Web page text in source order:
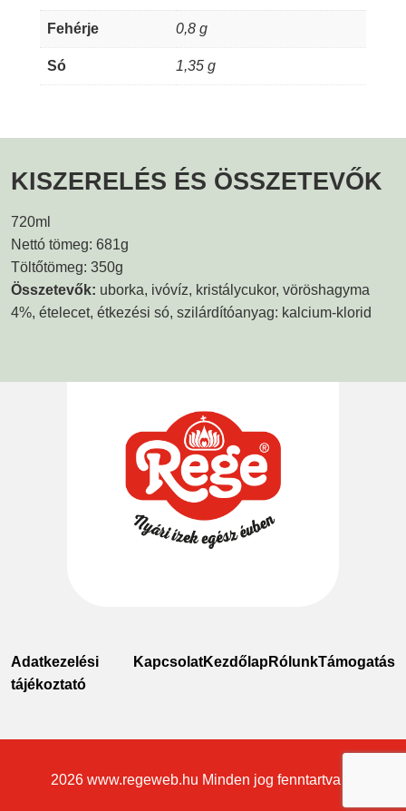
Fehérje 0,8 g
Só 1,35 g
KISZERELÉS ÉS ÖSSZETEVŐK
720ml
Nettó tömeg: 681g
Töltőtömeg: 350g
Összetevők: uborka, ivóvíz, kristálycukor, vöröshagyma
4%, ételecet, étkezési só, szilárdítóanyag: kalcium-klorid
Adatkezelési
tájékoztató
KapcsolatKezdőlap RólunkTámogatás
2026 www.regeweb.hu Minden jog fenntartva ©